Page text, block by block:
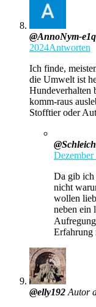
@AnnoNym-e1q
2024Antworten
Ich finde,
die Umwelt ist
Hundeverhalten
komm-raus
Stofftier oder
Dezember
Da gib ich
nicht
wollen
neben ein
Erfahrung
@elly192 Autor